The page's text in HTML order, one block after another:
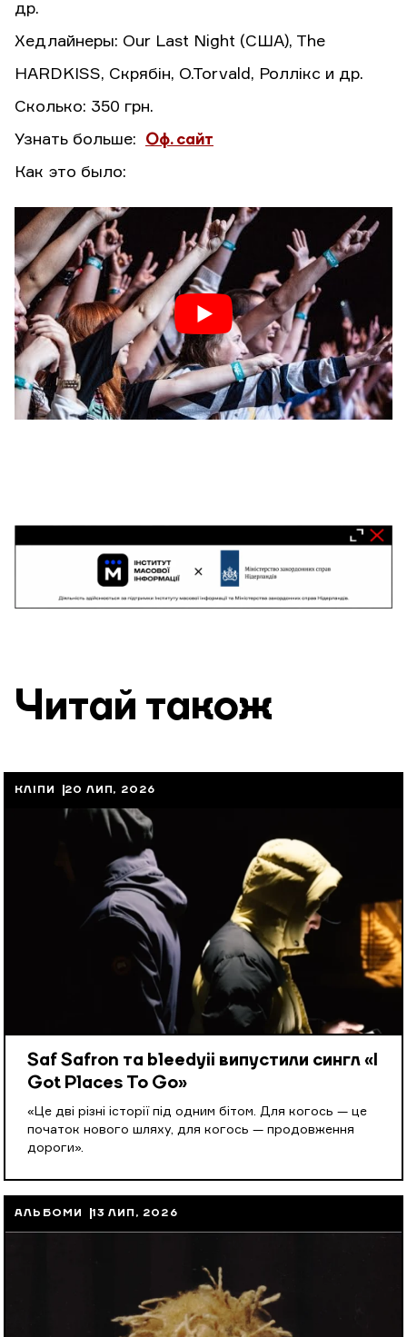
др.
Хедлайнеры: Our Last Night (США), The
HARDKISS, Скрябін, O.Torvald, Роллікс и др.
Сколько: 350 грн.
Узнать больше: Оф. сайт
Как это было:
Читай також
КЛІПИ 20 ЛИП, 2026
Saf Safron та bleedyii випустили сингл «I
Got Places To Go»
«Це дві різні історії під одним бітом. Для когось — це
початок нового шляху, для когось — продовження
дороги».
АЛЬБОМИ 13 ЛИП, 2026